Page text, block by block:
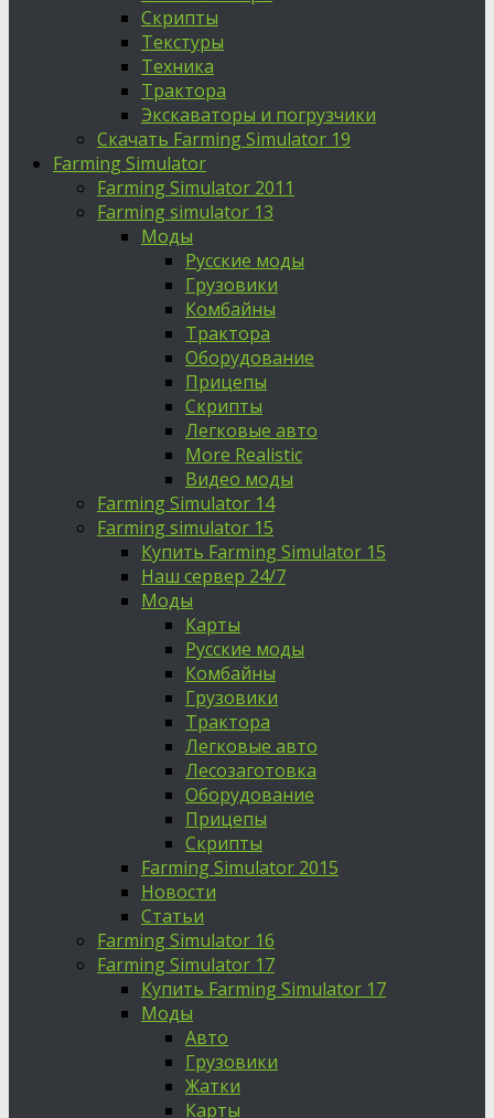
Скрипты
Текстуры
Техника
Трактора
Экскаваторы и погрузчики
Скачать Farming Simulator 19
Farming Simulator
Farming Simulator 2011
Farming simulator 13
Моды
Русские моды
Грузовики
Комбайны
Трактора
Оборудование
Прицепы
Скрипты
Легковые авто
More Realistic
Видео моды
Farming Simulator 14
Farming simulator 15
Купить Farming Simulator 15
Наш сервер 24/7
Моды
Карты
Русские моды
Комбайны
Грузовики
Трактора
Легковые авто
Лесозаготовка
Оборудование
Прицепы
Скрипты
Farming Simulator 2015
Новости
Статьи
Farming Simulator 16
Farming Simulator 17
Купить Farming Simulator 17
Моды
Авто
Грузовики
Жатки
Карты